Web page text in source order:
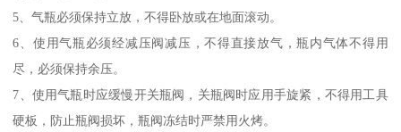
5、气瓶必须保持立放，不得卧放或在地面滚动。
6、使用气瓶必须经减压阀减压，不得直接放气，瓶内气体不得用
尽，必须保持余压。
7、使用气瓶时应缓慢开关瓶阀，关瓶阀时应用手旋紧，不得用工具
硬板，防止瓶阀损坏，瓶阀冻结时严禁用火烤。